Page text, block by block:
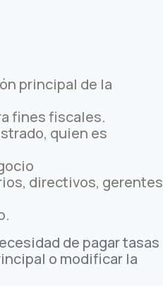
principal de la
fines fiscales.
quien es
directivos, gerentes
de pagar tasas
o modificar la